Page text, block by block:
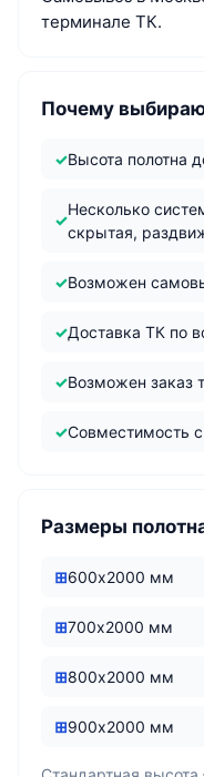
терминале ТК.
Почему
Высота полотна
Несколько
скрытая,
Возможен
Доставка ТК по
Возможен заказ
Совместимость
Размеры
600х2000 мм
700х2000 мм
800х2000 мм
900х2000 мм